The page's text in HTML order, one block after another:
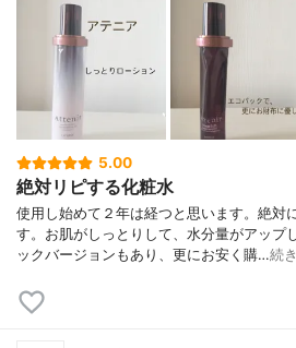
5.00
絶対リピする化粧水
使用し始めて２年は経つと思います。絶対
す。お肌がしっとりして、水分量がアップ
ックバージョンもあり、更にお安く購…続